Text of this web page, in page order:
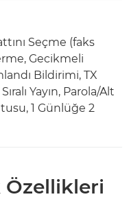
Seçme (faks
Gecikmeli
Bildirimi, TX
Yayın, Parola/Alt
1 Günlüğe 2
Özellikleri